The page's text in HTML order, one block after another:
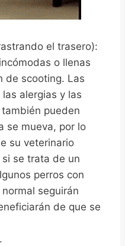
el trasero):
o llenas
de scooting. Las
alergias y las
pueden
se mueva, por lo
su veterinario
se trata de un
perros con
seguirán
de que se